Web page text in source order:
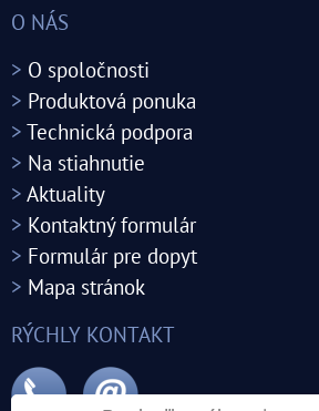
O NÁS
> O spoločnosti
> Produktová ponuka
> Technická podpora
> Na stiahnutie
> Aktuality
> Kontaktný formulár
> Formulár pre dopyt
> Mapa stránok
RÝCHLY KONTAKT